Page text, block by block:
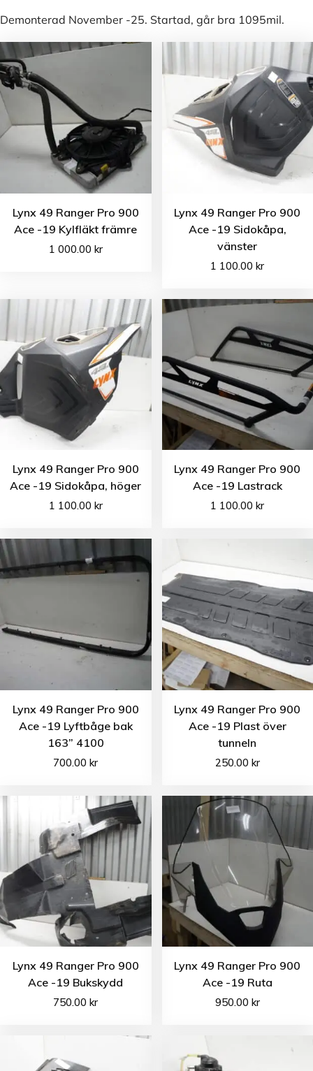
Demonterad November -25. Startad, går bra 1095mil.
Lynx 49 Ranger Pro 900
Ace -19 Kylfläkt främre
1 000.00 kr
Lynx 49 Ranger Pro 900
Ace -19 Sidokåpa,
vänster
1 100.00kr
Lynx 49 Ranger Pro 900
Ace -19 Sidokåpa, höger
1 100.00 kr
Lynx 49 Ranger Pro 900
Ace -19 Lastrack
1 100.00kr
Lynx 49 Ranger Pro 900
Ace -19 Lyftbåge bak
163” 4100
700.00kr
Lynx 49 Ranger Pro 900
Ace -19 Plast över
tunneln
250.00 kr
Lynx 49 Ranger Pro 900
Ace -19 Bukskydd
750.00kr
Lynx 49 Ranger Pro 900
Ace -19 Ruta
950.00 kr